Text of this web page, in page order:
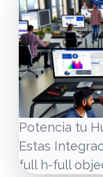
Potencia tu
Estas
full h-full